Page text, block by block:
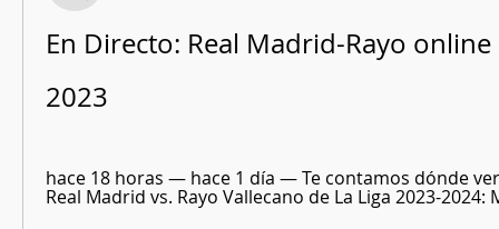
En Directo: Real Madrid-Rayo
2023
hace 18 horas — hace 1 día — Te contamos dónde
Real Madrid vs. Rayo Vallecano de La Liga 2023-2024: